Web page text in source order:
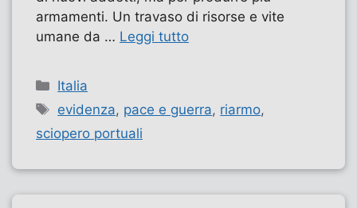
armamenti. Un travaso di risorse e vite
umane da … Leggi tutto
Categorie
Italia
Tag
evidenza, pace e guerra, riarmo,
sciopero portuali